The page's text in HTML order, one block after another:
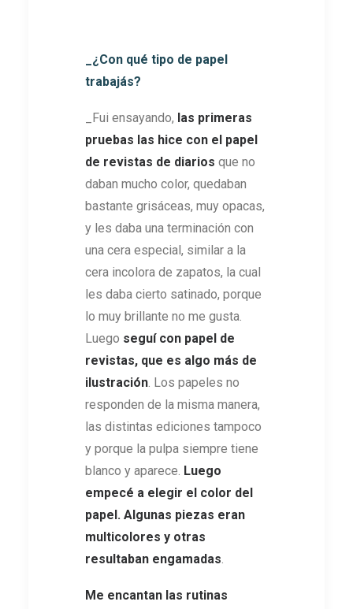
_¿Con qué tipo de papel
trabajás?
_Fui ensayando, las primeras
pruebas las hice con el papel
de revistas de diarios que no
daban mucho color, quedaban
bastante grisáceas, muy opacas,
y les daba una terminación con
una cera especial, similar a la
cera incolora de zapatos, la cual
les daba cierto satinado, porque
lo muy brillante no me gusta.
Luego seguí con papel de
revistas, que es algo más de
ilustración. Los papeles no
responden de la misma manera,
las distintas ediciones tampoco
y porque la pulpa siempre tiene
blanco y aparece. Luego
empecé a elegir el color del
papel. Algunas piezas eran
multicolores y otras
resultaban engamadas.
Me encantan las rutinas